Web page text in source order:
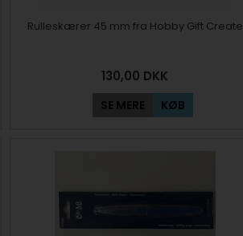
Rulleskærer 45 mm fra Hobby Gift Create
130,00 DKK
SE MERE KØB